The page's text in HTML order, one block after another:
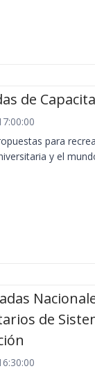
de
para
y el
de